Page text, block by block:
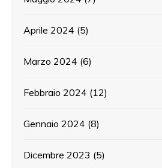
Aprile 2024 (5)
Marzo 2024 (6)
Febbraio 2024 (12)
Gennaio 2024 (8)
Dicembre 2023 (5)